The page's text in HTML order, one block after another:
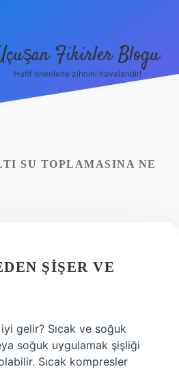
Fikirler Blogu
Hafif önerilerle zihnini havalandır!
SU TOPLAMASINA NE
ŞIŞER VE
gelir? Sıcak ve soğuk
soğuk uygulamak şişliği
Sıcak kompresler